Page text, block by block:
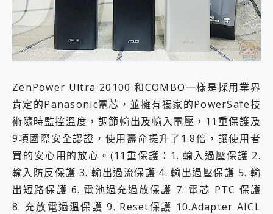
ZenPower Ultra 20100 和COMBO一樣是採用業界
肯定的Panasonic電芯，並擁有獨家的PowerSafe技
術隨時監控溫度，調節輸出及輸入電壓，11重保護及
9項國際安全認證，使用壽命提升了1.8倍，讓使用者
買的安心用的放心。(11重保護：1. 輸入過壓保護 2.
輸入防反保護 3. 輸出過流保護 4. 輸出過壓保護 5. 輸
出短路保護 6. 電池過充過放保護 7. 電芯 PTC 保護
8. 充放電過溫保護 9. Reset保護 10.Adapter AICL